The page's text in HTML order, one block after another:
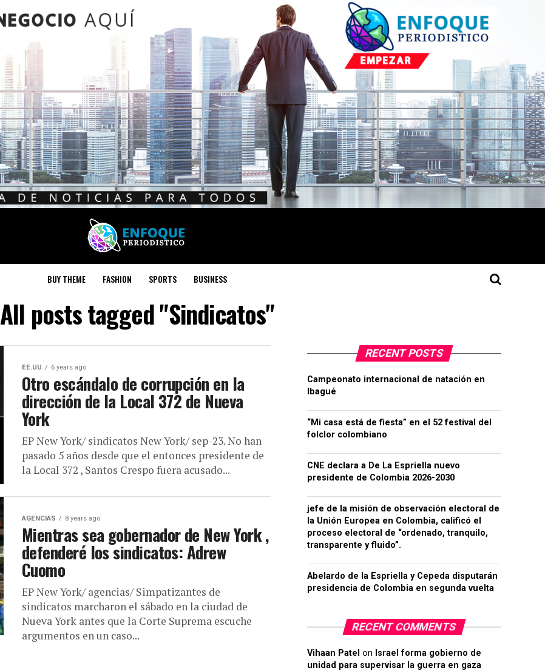
BUY THEME FASHION SPORTS BUSINESS
All posts tagged "Sindicatos"
EE.UU 6 years ago
Otro escándalo de corrupción en la
dirección de la Local 372 de Nueva
York
EP New York/ sindicatos New York/ sep-23. No han
pasado 5 años desde que el entonces presidente de
la Local 372 , Santos Crespo fuera acusado...
AGENCIAS 8 years ago
Mientras sea gobernador de New York ,
defenderé los sindicatos: Adrew
Cuomo
EP New York/ agencias/ Simpatizantes de
sindicatos marcharon el sábado en la ciudad de
Nueva York antes que la Corte Suprema escuche
argumentos en un caso...
RECENT POSTS
Campeonato internacional de natación en
Ibagué
“Mi casa está de fiesta” en el 52 festival del
folclor colombiano
CNE declara a De La Espriella nuevo
presidente de Colombia 2026-2030
jefe de la misión de observación electoral de
la Unión Europea en Colombia, calificó el
proceso electoral de “ordenado, tranquilo,
transparente y fluido”.
Abelardo de la Espriella y Cepeda disputarán
presidencia de Colombia en segunda vuelta
RECENT COMMENTS
Vihaan Patel on Israel forma gobierno de
unidad para supervisar la guerra en gaza